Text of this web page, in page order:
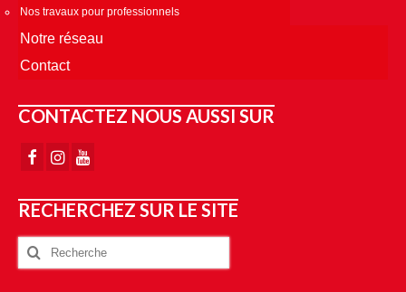
Nos travaux pour professionnels
Notre réseau
Contact
CONTACTEZ NOUS AUSSI SUR
RECHERCHEZ SUR LE SITE